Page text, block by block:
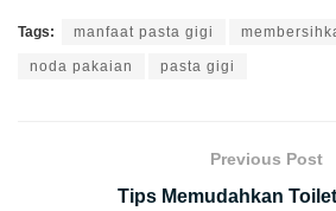
Tags: manfaat pasta gigi
noda pakaian pasta gigi
Previous Post
Tips Memudahkan